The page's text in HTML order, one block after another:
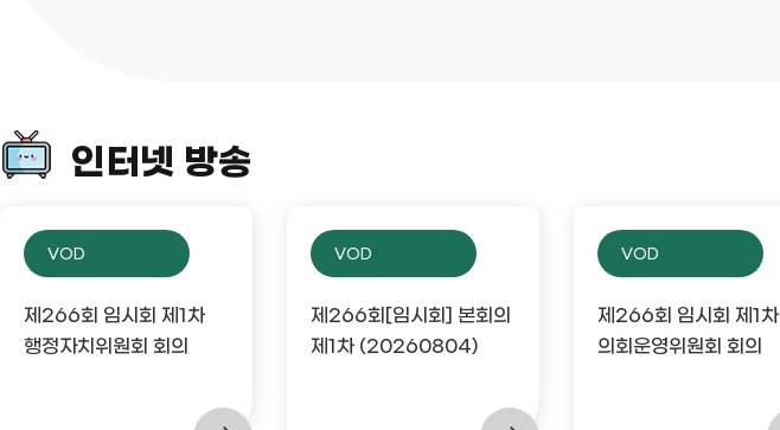
인터넷 방송
VOD
제266회 임시회 제1차
행정자치위원회 회의
VOD
제266회[임시회] 본회의
제1차 (20260804)
VOD
제266회 임시회 제1차
의회운영위원회 회의